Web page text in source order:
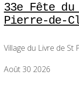
33e Fête
Pierre-de-
Village du Livre de St
Août 30 2026